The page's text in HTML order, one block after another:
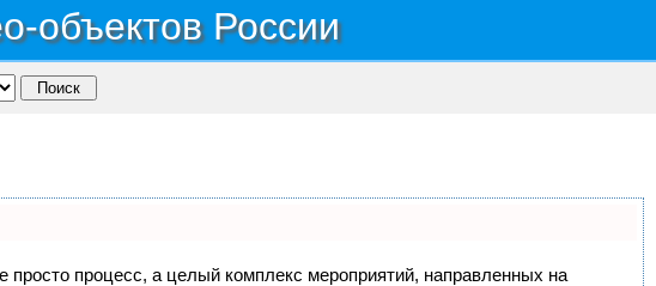
объектов России
просто процесс, а целый комплекс мероприятий, направленных на